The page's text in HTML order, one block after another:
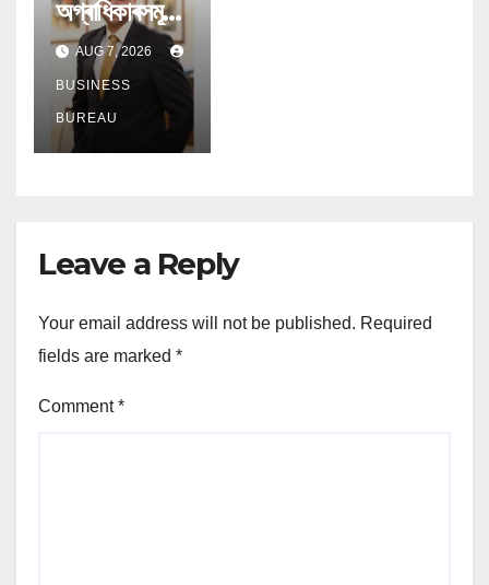
অগ্ৰাধিকাৰসমূহ
বিকশিত হোৱাৰ
লগে লগে
অৱসৰকালীন
উপাৰ্জনে লাভ
কৰিছে প্ৰধান
AUG 7, 2026
BUSINESS
BUREAU
Leave a Reply
Your email address will not be published. Required
fields are marked *
Comment*